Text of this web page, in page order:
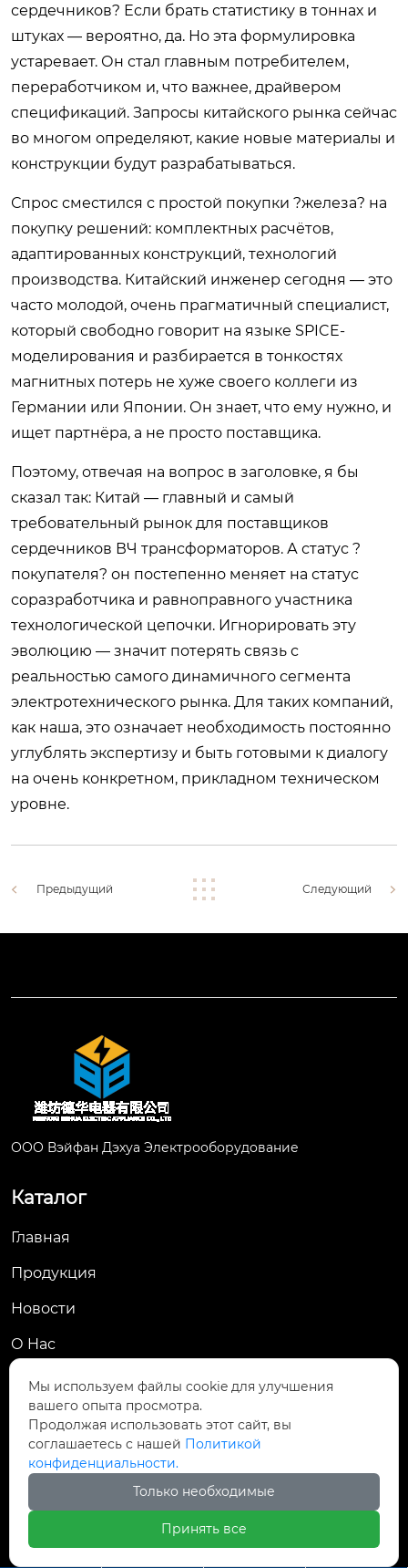
сердечников? Если брать статистику в тоннах и
штуках — вероятно, да. Но эта формулировка
устаревает. Он стал главным потребителем,
переработчиком и, что важнее, драйвером
спецификаций. Запросы китайского рынка сейчас
во многом определяют, какие новые материалы и
конструкции будут разрабатываться.
Спрос сместился с простой покупки ?железа? на
покупку решений: комплектных расчётов,
адаптированных конструкций, технологий
производства. Китайский инженер сегодня — это
часто молодой, очень прагматичный специалист,
который свободно говорит на языке SPICE-
моделирования и разбирается в тонкостях
магнитных потерь не хуже своего коллеги из
Германии или Японии. Он знает, что ему нужно, и
ищет партнёра, а не просто поставщика.
Поэтому, отвечая на вопрос в заголовке, я бы
сказал так: Китай — главный и самый
требовательный рынок для поставщиков
сердечников ВЧ трансформаторов. А статус ?
покупателя? он постепенно меняет на статус
соразработчика и равноправного участника
технологической цепочки. Игнорировать эту
эволюцию — значит потерять связь с
реальностью самого динамичного сегмента
электротехнического рынка. Для таких компаний,
как наша, это означает необходимость постоянно
углублять экспертизу и быть готовыми к диалогу
на очень конкретном, прикладном техническом
уровне.
Предыдущий Следующий
ООО Вэйфан Дэхуа Электрооборудование
Каталог
Главная
Продукция
Новости
О Hас
Контакты
Контакты

Деревня Гуаньцзячжуан, улица Ванлю, район
Вэйчэн, город Вэйфан
 +86-13002781949
Мы используем файлы cookie для улучшения
вашего опыта просмотра.
Продолжая использовать этот сайт, вы
соглашаетесь с нашей Политикой
конфиденциальности.
Только необходимые
Принять все